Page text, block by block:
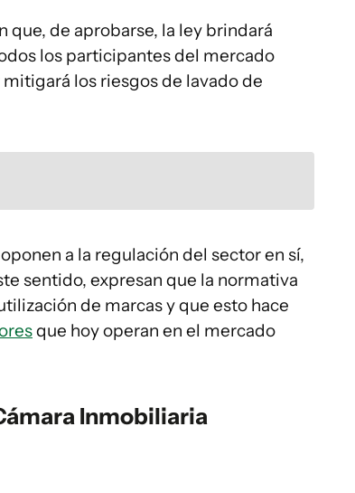
de aprobarse, la ley brindará
los participantes del mercado
los riesgos de lavado de
a la regulación del sector en sí,
sentido, expresan que la normativa
de marcas y que esto hace
que hoy operan en el mercado
Inmobiliaria